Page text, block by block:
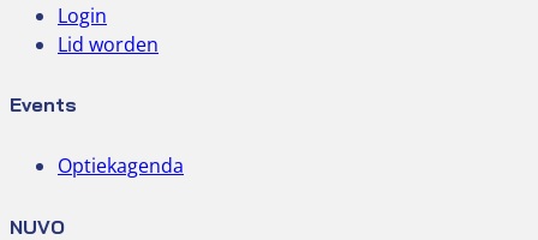
Login
Lid worden
Events
Optiekagenda
NUVO